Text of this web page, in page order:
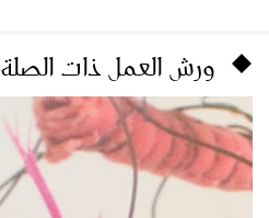
ورش العمل ذات الصلة